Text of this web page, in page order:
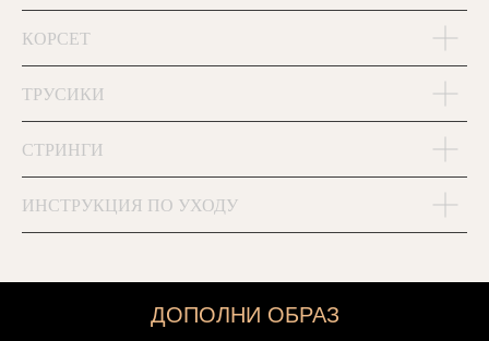
КОРСЕТ
ТРУСИКИ
СТРИНГИ
ИНСТРУКЦИЯ ПО УХОДУ
ДОПОЛНИ ОБРАЗ